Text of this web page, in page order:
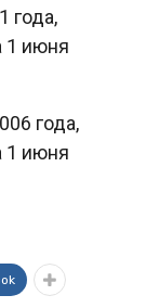
года,
1 июня
года,
1 июня